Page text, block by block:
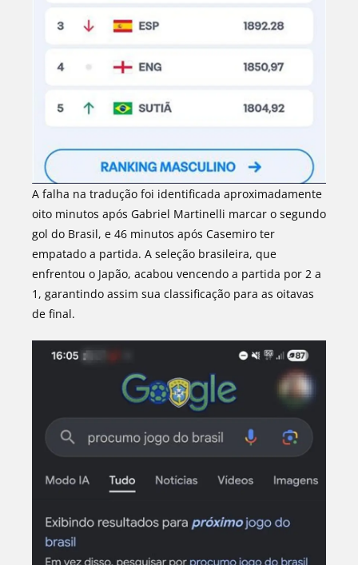
A falha na tradução foi identificada aproximadamente
oito minutos após Gabriel Martinelli marcar o segundo
gol do Brasil, e 46 minutos após Casemiro ter
empatado a partida. A seleção brasileira, que
enfrentou o Japão, acabou vencendo a partida por 2 a
1, garantindo assim sua classificação para as oitavas
de final.